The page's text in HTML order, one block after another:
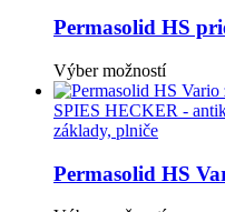
Permasolid HS
Výber možnostíTento
produkt
má
si
SPIES HECKER -
základy, plniče
Permasolid HS